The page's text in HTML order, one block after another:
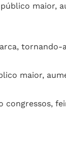
maior,
tornando-
maior,
congressos,